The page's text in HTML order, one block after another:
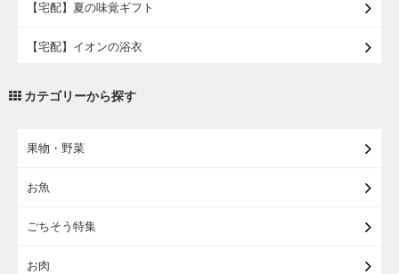
【宅配】夏の味覚ギフト
【宅配】イオンの浴衣
カテゴリーから探す
果物・野菜
お魚
ごちそう特集
お肉